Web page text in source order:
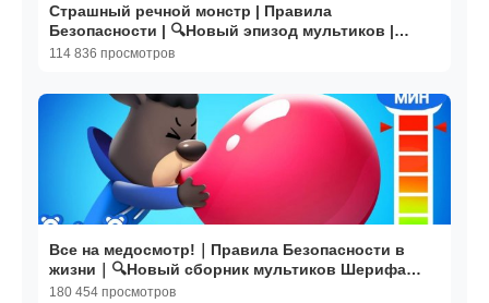
Страшный речной монстр | Правила
Безопасности | 🔍Новый эпизод мультиков |
Шериф Лабрадор | BabyBus
114 836 просмотров
Все на медосмотр!｜Правила Безопасности в
жизни｜🔍Новый сборник мультиков Шерифа
Лабрадора｜BabyBus
180 454 просмотров